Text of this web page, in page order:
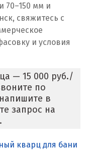
70–150 мм и
свяжитесь с
и условия
— 15 000 руб./
по
в
запрос на
.
кварц для бани